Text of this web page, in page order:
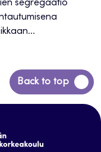
segregaatio
Back to top
Siirry
takaisin